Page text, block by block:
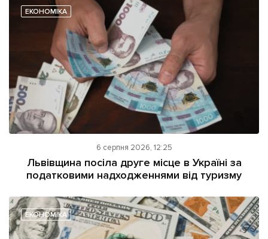
ЕКОНОМІКА
6 серпня 2026, 12:25
Львівщина посіла друге місце в Україні за
податковими надходженнями від туризму
ЕКОНОМІКА